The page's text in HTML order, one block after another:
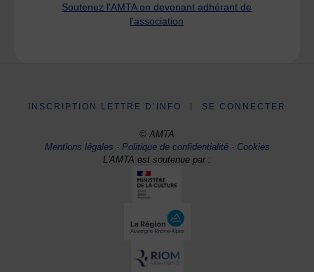
Soutenez l'AMTA en devenant adhérant de
l'association
INSCRIPTION LETTRE D’INFO SE CONNECTER
© AMTA
Mentions légales -Politique de confidentialité- Cookies
L'AMTA est soutenue par :